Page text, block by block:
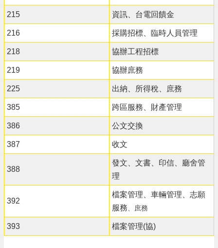
215 資訊、台電回饋金
216 採購招標、臨時人員管理
218 協辦工程招標
219 協辦庶務
225 出納、所得稅、庶務
385 跨區服務、財產管理
386 公文交換
387 收文
388
發文、文書、印信、廳舍管
理
392
檔案管理、車輛管理、志願
服務 、庶務
393 檔案管理(協)